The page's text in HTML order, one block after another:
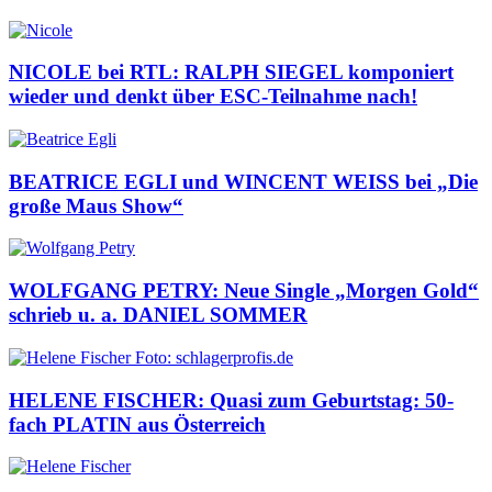
NICOLE bei RTL: RALPH SIEGEL komponiert
wieder und denkt über ESC-Teilnahme nach!
BEATRICE EGLI und WINCENT WEISS bei „Die
große Maus Show“
WOLFGANG PETRY: Neue Single „Morgen Gold“
schrieb u. a. DANIEL SOMMER
HELENE FISCHER: Quasi zum Geburtstag: 50-
fach PLATIN aus Österreich